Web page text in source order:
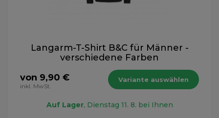
Langarm-T-Shirt B&C für Männer -
verschiedene Farben
von 9,90 €
inkl. MwSt.
Variante auswählen
Auf Lager, Dienstag 11. 8. bei Ihnen